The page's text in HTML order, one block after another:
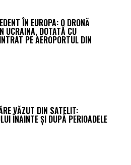
ÎN EUROPA: O DRONĂ
UCRAINA, DOTATĂ CU
PE AEROPORTUL DIN
VĂZUT DIN SATELIT:
ÎNAINTE ȘI DUPĂ PERIOADELE